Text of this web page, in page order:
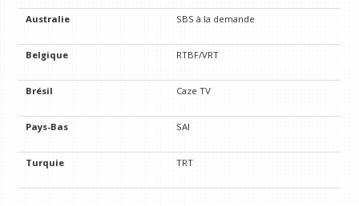
Australie SBS à la demande
Belgique RTBF/VRT
Brésil Caze TV
Pays-Bas SAI
Turquie TRT